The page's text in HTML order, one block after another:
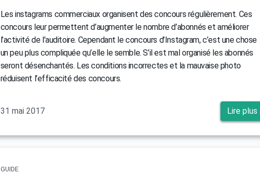
Les instagrams commerciaux organisent des concours régulièrement. Ces
concours leur permettent d’augmenter le nombre d’abonnés et améliorer
l’activité de l’auditoire. Cependant le concours d’Instagram, c’est une chose
un peu plus compliquée qu’elle le semble. S’il est mal organisé les abonnés
seront désenchantés. Les conditions incorrectes et la mauvaise photo
réduisent l’efficacité des concours.
31 mai 2017 Lire plus
GUIDE